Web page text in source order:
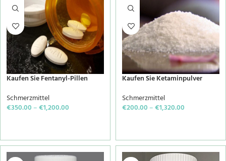
Kaufen Sie Fentanyl-Pillen
Schmerzmittel
€350.00–€1,200.00
Kaufen Sie Ketaminpulver
Schmerzmittel
€200.00–€1,320.00